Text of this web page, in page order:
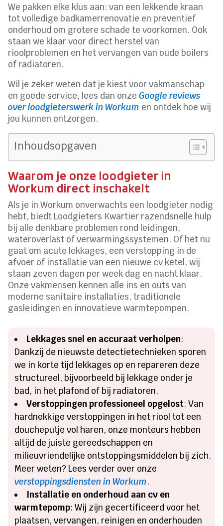
We pakken elke klus aan: van een lekkende kraan
tot volledige badkamerrenovatie en preventief
onderhoud om grotere schade te voorkomen. Ook
staan we klaar voor direct herstel van
rioolproblemen en het vervangen van oude boilers
of radiatoren.
Wil je zeker weten dat je kiest voor vakmanschap
en goede service, lees dan onzeGoogle reviews
over loodgieterswerk in Workum en ontdek hoe wij
jou kunnen ontzorgen.
Inhoudsopgaven
Waarom je onze loodgieter in
Workum direct inschakelt
Als je in Workum onverwachts een loodgieter nodig
hebt, biedt Loodgieters Kwartier razendsnelle hulp
bij alle denkbare problemen rond leidingen,
wateroverlast of verwarmingssystemen. Of het nu
gaat om acute lekkages, een verstopping in de
afvoer of installatie van een nieuwe cv ketel, wij
staan zeven dagen per week dag en nacht klaar.
Onze vakmensen kennen alle ins en outs van
moderne sanitaire installaties, traditionele
gasleidingen en innovatieve warmtepompen.
Lekkages snel en accuraat verholpen:
Dankzij de nieuwste detectietechnieken sporen
we in korte tijd lekkages op en repareren deze
structureel, bijvoorbeeld bij lekkage onder je
bad, in het plafond of bij radiatoren.
Verstoppingen professioneel opgelost: Van
hardnekkige verstoppingen in het riool tot een
doucheputje vol haren, onze monteurs hebben
altijd de juiste gereedschappen en
milieuvriendelijke ontstoppingsmiddelen bij zich.
Meer weten? Lees verder over onze
verstoppingsdiensten in Workum.
Installatie en onderhoud aan cv en
warmtepomp: Wij zijn gecertificeerd voor het
plaatsen, vervangen, reinigen en onderhouden